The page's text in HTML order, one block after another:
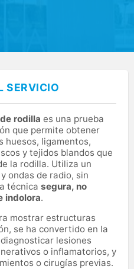
SERVICIO
rodilla es una prueba
que permite obtener
huesos, ligamentos,
y tejidos blandos que
la rodilla. Utiliza un
ondas de radio, sin
técnica segura, no
indolora.
mostrar estructuras
se ha convertido en la
lesiones
o inflamatorios, y
o cirugías previas.